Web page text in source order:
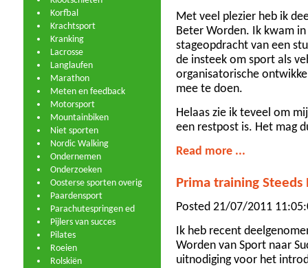
Korfbal
Krachtsport
Kranking
Lacrosse
Langlaufen
Marathon
Meten en feedback
Motorsport
Mountainbiken
Niet sporten
Nordic Walking
Ondernemen
Onderzoeken
Oosterse sporten overig
Paardensport
Parachutespringen ed
Pijlers van succes
Pilates
Roeien
Rolskiën
Met veel plezier heb ik
Beter Worden. Ik kwam
stageopdracht van een
de insteek om sport als
organisatorische
mee te doen.
Helaas zie ik teveel om
een restpost is. Het mag
Read more ...
Prima training Steeds
Posted 21/07/2011
Ik heb recent
Worden van Sport naar
uitnodiging voor het